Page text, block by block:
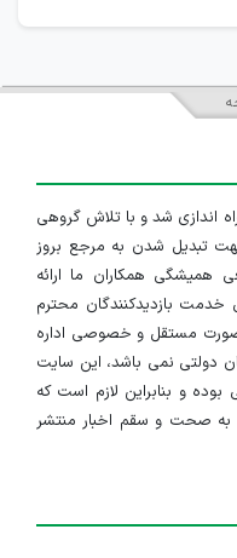
ایران استخدام در تاریخ ۱۳۹۱/۱/۱۰ راه اندازی شد و با تلاش گروهی
تبدیل شدن به مرجع بروز
همکاران ما ارائه
بازدیدکنندگان محترم
صورت مستقل و خصوصی اداره
دولتی نمی باشد، این سایت
و بنابراین لازم است که
به صحت و سقم اخبار منتشر